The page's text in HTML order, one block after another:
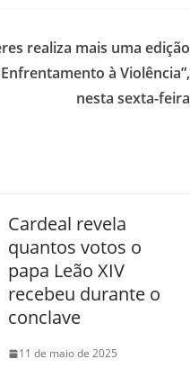
realiza mais uma edição
à Violência”,
nesta sexta-feira
Cardeal revela
quantos votos o
papa Leão XIV
recebeu durante o
conclave
11 de maio de 2025